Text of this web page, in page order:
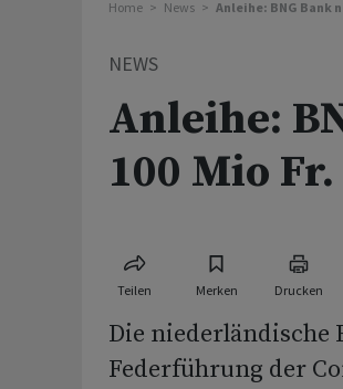
Home News Anleihe: BNG Bank
NEWS
Anleihe:
100 Mio
Teilen Merken Drucken
Die niederländische
Federführung der